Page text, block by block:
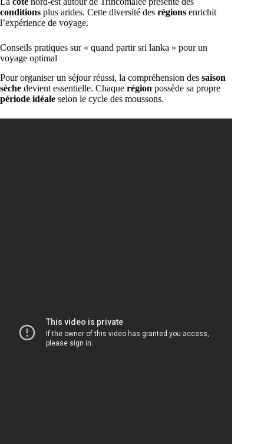
conditions plus arides. Cette diversité des régions enrichit
l’expérience de voyage.
Conseils pratiques sur « quand partir sri lanka » pour un
voyage optimal
Pour organiser un séjour réussi, la compréhension des saison
sèche devient essentielle. Chaque région possède sa propre
période idéale selon le cycle des moussons.